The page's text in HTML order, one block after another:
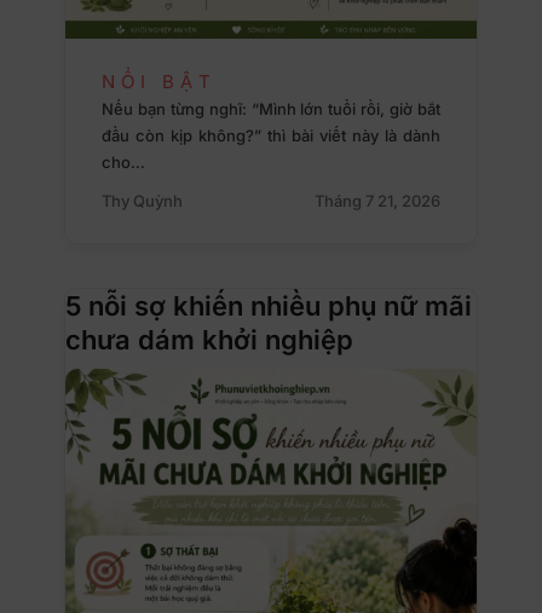
NỔI BẬT
Nếu bạn từng nghĩ: “Mình lớn tuổi rồi, giờ bắt
đầu còn kịp không?” thì bài viết này là dành
cho…
Thy Quỳnh
Tháng 7 21, 2026
5 nỗi sợ khiến nhiều phụ nữ mãi
chưa dám khởi nghiệp